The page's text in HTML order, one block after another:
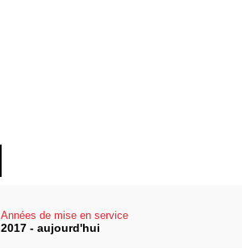
Années de mise en service
2017 - aujourd'hui